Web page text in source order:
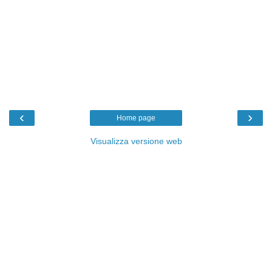
‹ ›
Home page
Visualizza versione web